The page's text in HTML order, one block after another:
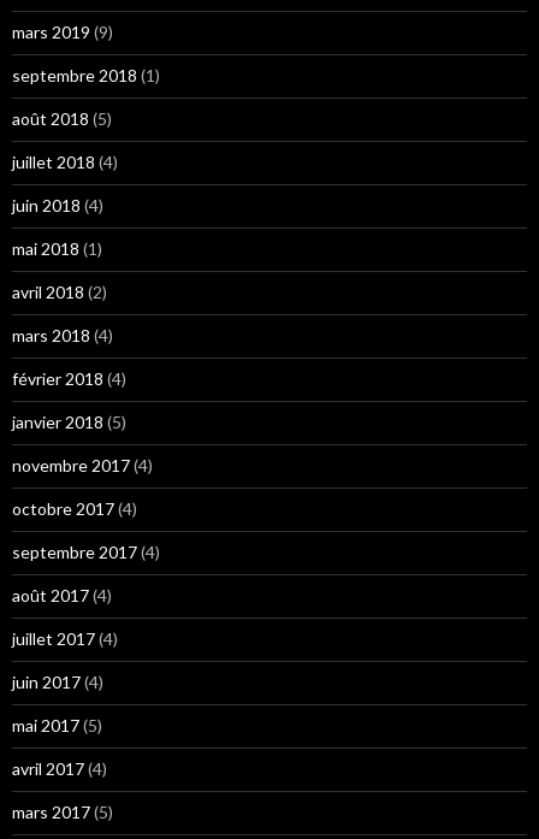
mars 2019 (9)
septembre 2018 (1)
août 2018 (5)
juillet 2018 (4)
juin 2018 (4)
mai 2018 (1)
avril 2018 (2)
mars 2018 (4)
février 2018 (4)
janvier 2018 (5)
novembre 2017(4)
octobre 2017(4)
septembre 2017(4)
août 2017(4)
juillet 2017(4)
juin 2017(4)
mai 2017(5)
avril 2017(4)
mars 2017(5)